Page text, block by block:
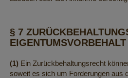
§ 7
EIGENTUMSVORBEHALT
(1) Ein Zurückbehaltungsrecht
soweit es sich um Forderungen aus